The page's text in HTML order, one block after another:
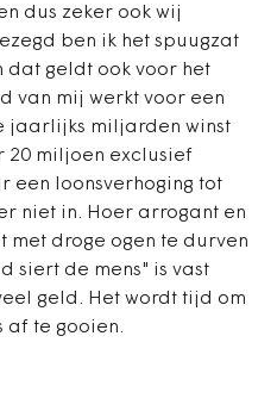
dus zeker ook wij
ben ik het spuugzat
dat geldt ook voor het
van mij werkt voor een
jaarlijks miljarden winst
20 miljoen exclusief
een loonsverhoging tot
niet in. Hoer arrogant en
met droge ogen te durven
siert de mens" is vast
geld. Het wordt tijd om
af te gooien.